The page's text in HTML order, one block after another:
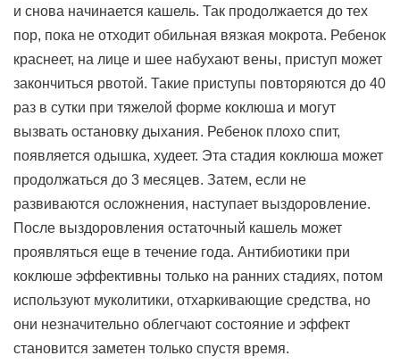
и снова начинается кашель. Так продолжается до тех
пор, пока не отходит обильная вязкая мокрота. Ребенок
краснеет, на лице и шее набухают вены, приступ может
закончиться рвотой. Такие приступы повторяются до 40
раз в сутки при тяжелой форме коклюша и могут
вызвать остановку дыхания. Ребенок плохо спит,
появляется одышка, худеет. Эта стадия коклюша может
продолжаться до 3 месяцев. Затем, если не
развиваются осложнения, наступает выздоровление.
После выздоровления остаточный кашель может
проявляться еще в течение года. Антибиотики при
коклюше эффективны только на ранних стадиях, потом
используют муколитики, отхаркивающие средства, но
они незначительно облегчают состояние и эффект
становится заметен только спустя время.